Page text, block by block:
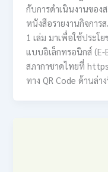
กับการดำเนินงานของ
หนังสือรายงานกิจการ
1 เล่ม มาเพื่อใช้ประโ
แบบอิเล็กทรอนิกส์ (E-
สภากาชาดไทยที่
ทาง QR Code ด้านล่า